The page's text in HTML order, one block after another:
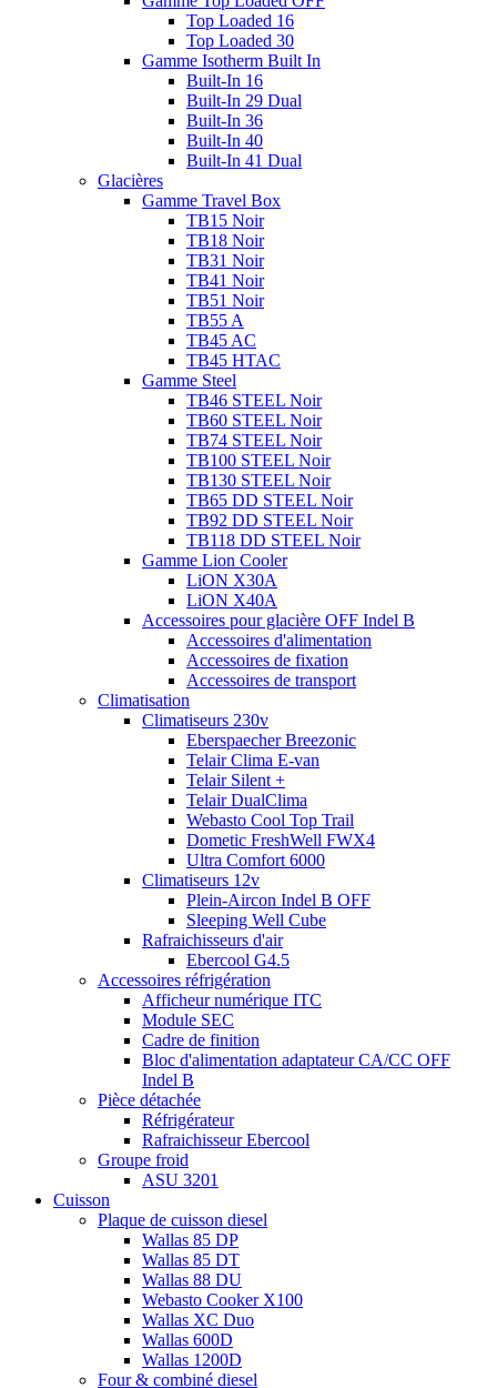
Top Loaded 16
Top Loaded 30
Gamme Isotherm Built In
Built-In 16
Built-In 29 Dual
Built-In 36
Built-In 40
Built-In 41 Dual
Glacières
Gamme Travel Box
TB15 Noir
TB18 Noir
TB31 Noir
TB41 Noir
TB51 Noir
TB55 A
TB45 AC
TB45 HTAC
Gamme Steel
TB46 STEEL Noir
TB60 STEEL Noir
TB74 STEEL Noir
TB100 STEEL Noir
TB130 STEEL Noir
TB65 DD STEEL Noir
TB92 DD STEEL Noir
TB118 DD STEEL Noir
Gamme Lion Cooler
LiON X30A
LiON X40A
Accessoires pour glacière OFF Indel B
Accessoires d'alimentation
Accessoires de fixation
Accessoires de transport
Climatisation
Climatiseurs 230v
Eberspaecher Breezonic
Telair Clima E-van
Telair Silent +
Telair DualClima
Webasto Cool Top Trail
Dometic FreshWell FWX4
Ultra Comfort 6000
Climatiseurs 12v
Plein-Aircon Indel B OFF
Sleeping Well Cube
Rafraichisseurs d'air
Ebercool G4.5
Accessoires réfrigération
Afficheur numérique ITC
Module SEC
Cadre de finition
Bloc d'alimentation adaptateur CA/CC OFF
Indel B
Pièce détachée
Réfrigérateur
Rafraichisseur Ebercool
Groupe froid
ASU 3201
Cuisson
Plaque de cuisson diesel
Wallas 85 DP
Wallas 85 DT
Wallas 88 DU
Webasto Cooker X100
Wallas XC Duo
Wallas 600D
Wallas 1200D
Four & combiné diesel